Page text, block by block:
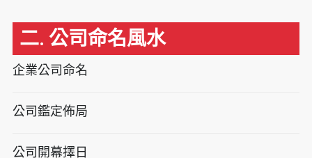
二. 公司命名風水
企業公司命名
公司鑑定佈局
公司開幕擇日